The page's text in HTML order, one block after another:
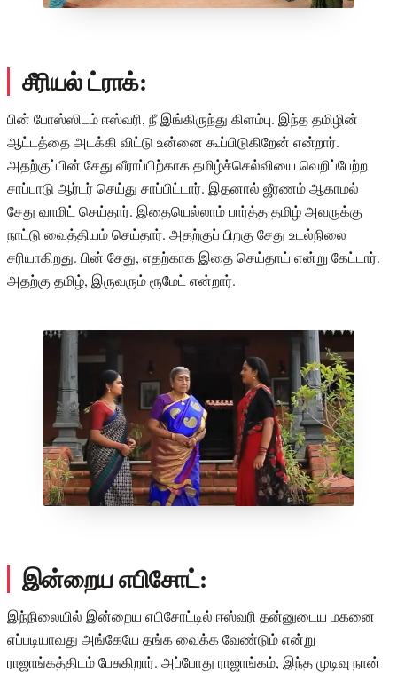
சீரியல் ட்ராக்:
பின் போஸ்ஸிடம் ஈஸ்வரி, நீ இங்கிருந்து கிளம்பு. இந்த தமிழின்
ஆட்டத்தை அடக்கி விட்டு உன்னை கூப்பிடுகிறேன் என்றார்.
அதற்குப்பின் சேது வீராப்பிற்காக தமிழ்ச்செல்வியை வெறிப்பேற்ற
சாப்பாடு ஆர்டர் செய்து சாப்பிட்டார். இதனால் ஜீரணம் ஆகாமல்
சேது வாமிட் செய்தார். இதையெல்லாம் பார்த்த தமிழ் அவருக்கு
நாட்டு வைத்தியம் செய்தார். அதற்குப் பிறகு சேது உடல்நிலை
சரியாகிறது. பின் சேது, எதற்காக இதை செய்தாய் என்று கேட்டார்.
அதற்கு தமிழ், இருவரும் ரூமேட் என்றார்.
இன்றைய எபிசோட்:
இந்நிலையில் இன்றைய எபிசோட்டில் ஈஸ்வரி தன்னுடைய மகனை
எப்படியாவது அங்கேயே தங்க வைக்க வேண்டும் என்று
ராஜாங்கத்திடம் பேசுகிறார். அப்போது ராஜாங்கம், இந்த முடிவு நான்